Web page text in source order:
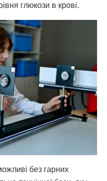
глюкози в крові.
без гарних